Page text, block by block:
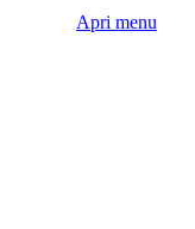
Apri menu